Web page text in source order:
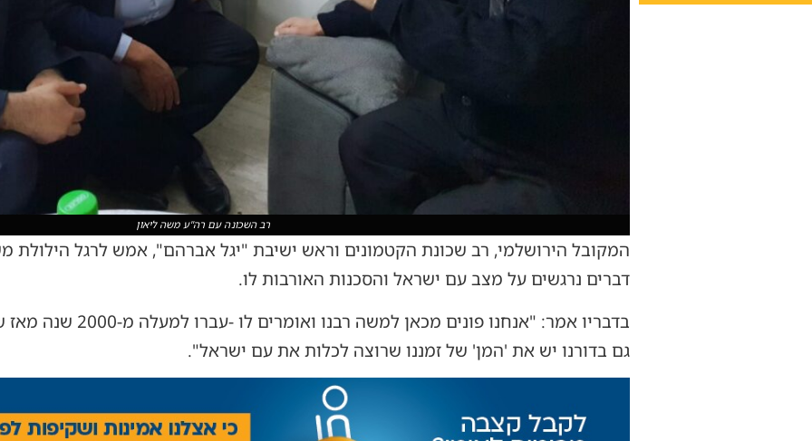
רב השכונה עם רה"ע משה ליאון
המקובל הירושלמי, רב שכונת הקטמונים וראש ישיבת "יגל אברהם", אמש לרגל הילולת
דברים נרגשים על מצב עם ישראל והסכנות האורבות לו.
בדבריו אמר: "אנחנו פונים
גם בדורנו יש את 'המן' של זמננו שרוצה לכלות את עם ישראל".